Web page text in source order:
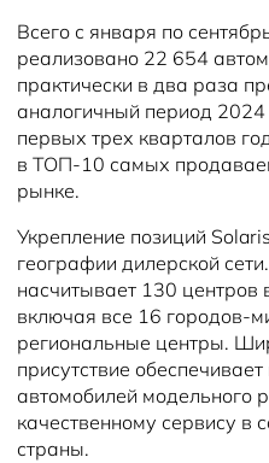
Всего с января по
реализовано 22 654
практически в два раза
аналогичный период
первых трех кварталов
в ТОП-10 самых
рынке.
Укрепление позиций
географии дилерской
насчитывает 130 центров
включая все 16 городов-
региональные центры.
присутствие
автомобилей модельного
качественному сервису в
страны.